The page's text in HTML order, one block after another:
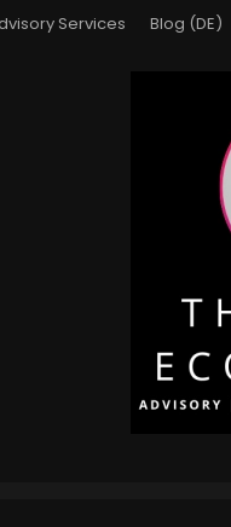
Services Blog (DE)